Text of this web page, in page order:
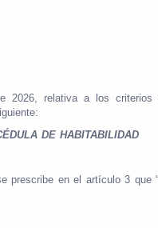
2026, relativa a los criterios
DE HABITABILIDAD
prescribe en el artículo 3 que